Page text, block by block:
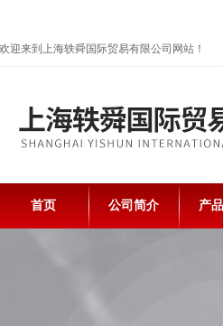
欢迎来到上海轶舜国际贸易有限公司网站！
首页 公司简介 产